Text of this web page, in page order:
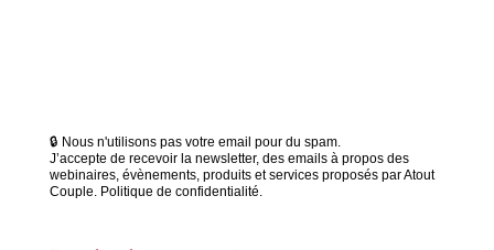
🔒 Nous n'utilisons pas votre email pour du spam.
J’accepte de recevoir la newsletter, des emails à propos des
webinaires, évènements, produits et services proposés par Atout
Couple. Politique de confidentialité.